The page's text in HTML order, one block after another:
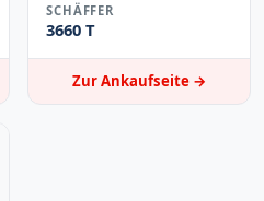
SCHÄFFER
3660 T
Zur Ankaufseite →